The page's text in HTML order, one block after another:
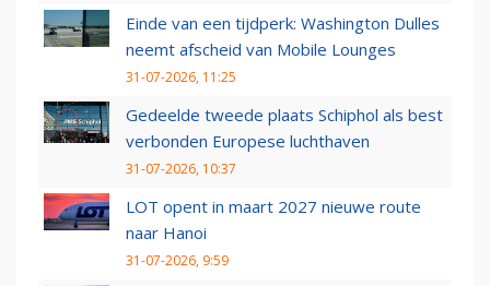
Einde van een tijdperk: Washington Dulles
neemt afscheid van Mobile Lounges
31-07-2026, 11:25
Gedeelde tweede plaats Schiphol als best
verbonden Europese luchthaven
31-07-2026, 10:37
LOT opent in maart 2027 nieuwe route
naar Hanoi
31-07-2026, 9:59